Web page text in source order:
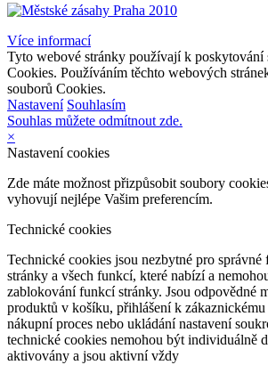
Více informací
Tyto webové stránky používají k poskytování
Cookies. Používáním těchto webových
souborů Cookies.
Nastavení Souhlasím
Souhlas můžete odmítnout zde.
×
Nastavení cookies
Zde máte možnost přizpůsobit soubory
vyhovují nejlépe Vašim preferencím.
Technické cookies
Technické cookies jsou nezbytné pro
stránky a všech funkcí, které nabízí a
zablokování funkcí stránky. Jsou odpovědné
produktů v košíku, přihlášení k
nákupní proces nebo ukládání nastavení
technické cookies nemohou být individuálně
aktivovány a jsou aktivní vždy